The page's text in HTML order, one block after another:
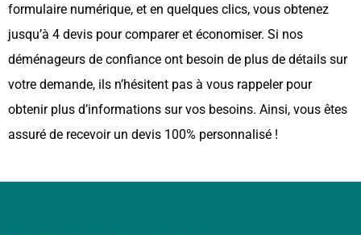
formulaire numérique, et en quelques clics, vous obtenez
jusqu’à 4 devis pour comparer et économiser. Si nos
déménageurs de confiance ont besoin de plus de détails sur
votre demande, ils n’hésitent pas à vous rappeler pour
obtenir plus d’informations sur vos besoins. Ainsi, vous êtes
assuré de recevoir un devis 100% personnalisé !